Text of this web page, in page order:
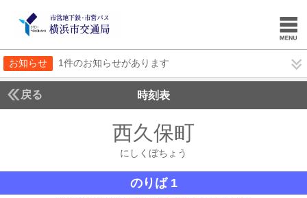
お知らせ 1件のお知らせがあります
戻る 時刻表
西久保町
にしくぼちょう
のりば 1